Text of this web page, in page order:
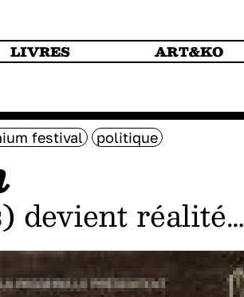
LIVRES ART&KO
festival politique
devient réalité…